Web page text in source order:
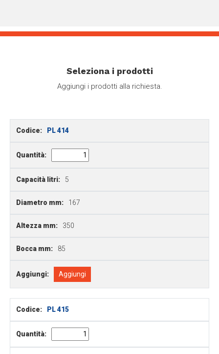
Seleziona i prodotti
Aggiungi i prodotti alla richiesta.
Codice: PL 414
Quantità:
Capacità litri: 5
Diametro mm: 167
Altezza mm: 350
Bocca mm: 85
Aggiungi: Aggiungi
Codice: PL 415
Quantità: